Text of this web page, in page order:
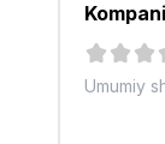
Umumiy